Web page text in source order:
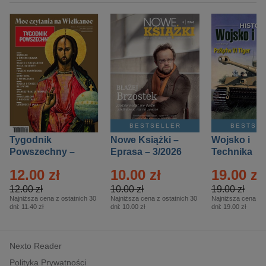
Tygodnik
Powszechny –
12.00 zł
12.00 zł
Najniższa cena z ostatnich 30
dni: 11.40 zł
BESTSELLER
Nowe Książki –
Eprasa – 3/2026
10.00 zł
10.00 zł
Najniższa cena z ostatnich 30
dni: 10.00 zł
Wojsko i
Technika
– 2/2026
19.00 zł
19.00 zł
Najniższa cena z
dni: 19.00 zł
Nexto Reader
Polityka Prywatności